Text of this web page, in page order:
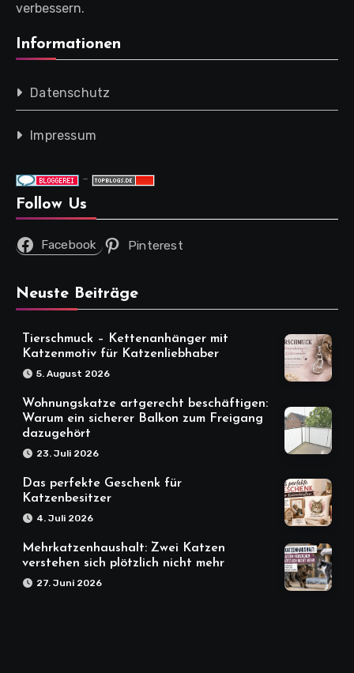
verbessern.
Informationen
Datenschutz
Impressum
-
Follow Us
Facebook Pinterest
Neuste Beiträge
Tierschmuck – Kettenanhänger mit
Katzenmotiv für Katzenliebhaber
5. August 2026
Wohnungskatze artgerecht beschäftigen:
Warum ein sicherer Balkon zum Freigang
dazugehört
23. Juli 2026
Das perfekte Geschenk für
Katzenbesitzer
4. Juli 2026
Mehrkatzenhaushalt: Zwei Katzen
verstehen sich plötzlich nicht mehr
27. Juni 2026